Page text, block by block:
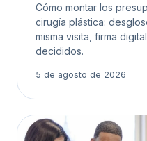
Cómo montar los
cirugía plástica:
misma visita, firma
decididos.
5 de agosto de 2026